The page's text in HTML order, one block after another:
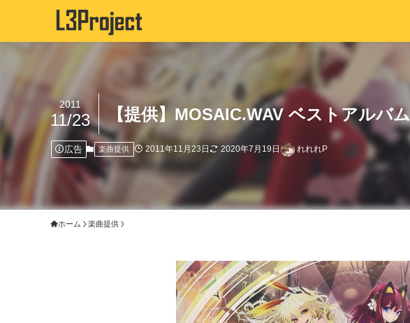
【提供】MOSAIC.WAV ベストアルバム
2011
11/23
広告 楽曲提供 2011年11月23日 2020年7月19日 れれれP
ホーム 楽曲提供